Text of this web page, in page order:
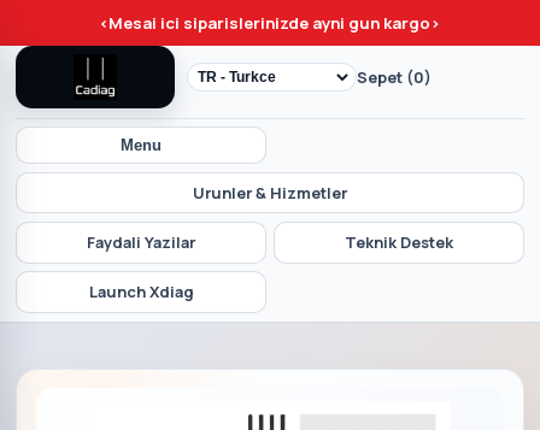
<Mesai ici siparislerinizde ayni gun kargo>
Menu
Urunler & Hizmetler
Faydali Yazilar Teknik Destek
Launch Xdiag
Sepet (0)